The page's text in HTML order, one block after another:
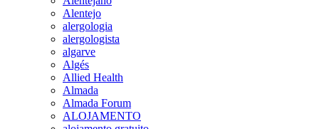
Alentejo
alergologia
alergologista
algarve
Algés
Allied Health
Almada
Almada Forum
ALOJAMENTO